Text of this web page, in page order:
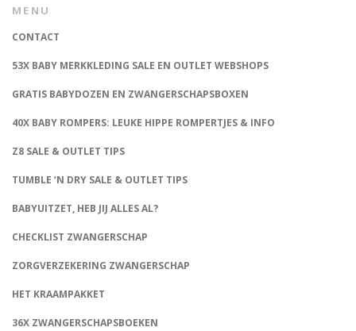
MENU
CONTACT
53X BABY MERKKLEDING SALE EN OUTLET WEBSHOPS
GRATIS BABYDOZEN EN ZWANGERSCHAPSBOXEN
40X BABY ROMPERS: LEUKE HIPPE ROMPERTJES & INFO
Z8 SALE & OUTLET TIPS
TUMBLE ‘N DRY SALE & OUTLET TIPS
BABYUITZET, HEB JIJ ALLES AL?
CHECKLIST ZWANGERSCHAP
ZORGVERZEKERING ZWANGERSCHAP
HET KRAAMPAKKET
36X ZWANGERSCHAPSBOEKEN